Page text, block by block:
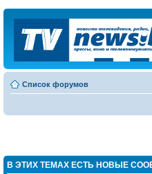
Список форумов
В ЭТИХ ТЕМАХ ЕСТЬ НОВЫЕ